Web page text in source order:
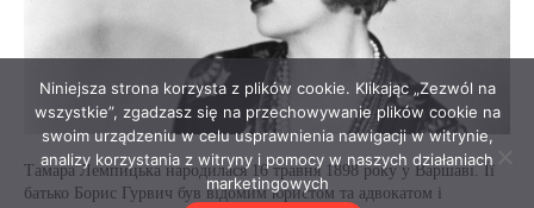
Niniejsza strona korzysta z plików cookie. Klikając „Zezwól na
wszystkie”, zgadzasz się na przechowywanie plików cookie na
swoim urządzeniu w celu usprawnienia nawigacji w witrynie,
analizy korzystania z witryny i pomocy w naszych działaniach
marketingowych